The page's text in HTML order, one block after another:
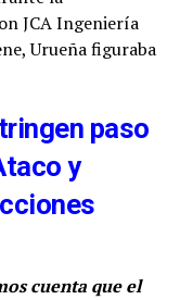
JCA Ingeniería
Urueña figuraba
paso
y
cuenta que el